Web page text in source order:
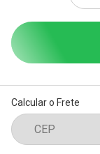
Calcular o Frete